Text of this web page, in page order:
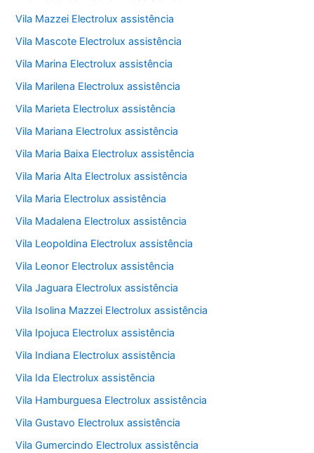
Vila Mazzei Electrolux assistência
Vila Mascote Electrolux assistência
Vila Marina Electrolux assistência
Vila Marilena Electrolux assistência
Vila Marieta Electrolux assistência
Vila Mariana Electrolux assistência
Vila Maria Baixa Electrolux assistência
Vila Maria Alta Electrolux assistência
Vila Maria Electrolux assistência
Vila Madalena Electrolux assistência
Vila Leopoldina Electrolux assistência
Vila Leonor Electrolux assistência
Vila Jaguara Electrolux assistência
Vila Isolina Mazzei Electrolux assistência
Vila Ipojuca Electrolux assistência
Vila Indiana Electrolux assistência
Vila Ida Electrolux assistência
Vila Hamburguesa Electrolux assistência
Vila Gustavo Electrolux assistência
Vila Gumercindo Electrolux assistência